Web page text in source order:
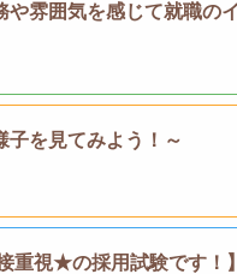
雰囲気を感じて就職の
子を見てみよう！～
重視★の採用試験です！】